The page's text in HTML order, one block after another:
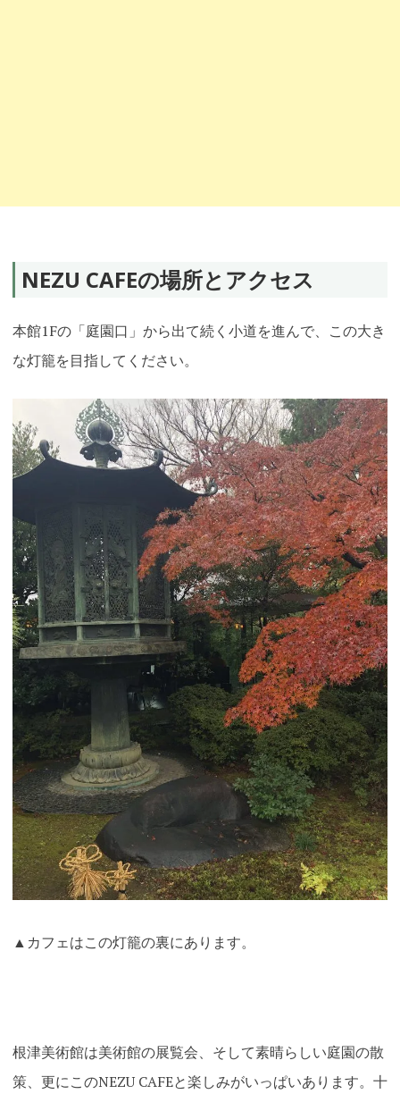
NEZU CAFEの場所とアクセス
本館1Fの「庭園口」から出て続く小道を進んで、この大き
な灯籠を目指してください。
▲カフェはこの灯籠の裏にあります。
根津美術館は美術館の展覧会、そして素晴らしい庭園の散
策、更にこのNEZU CAFEと楽しみがいっぱいあります。十